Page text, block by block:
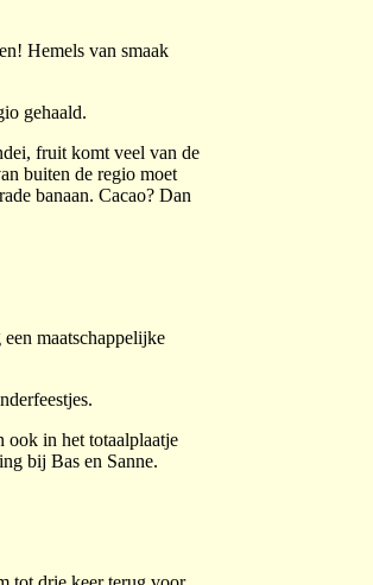
Hemels van smaak
gehaald.
fruit komt veel van de
buiten de regio moet
banaan. Cacao? Dan
maatschappelijke
ook in het totaalplaatje
bij Bas en Sanne.